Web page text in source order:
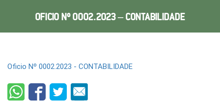
OFICIO Nº 0002.2023 – CONTABILIDADE
Oficio Nº 0002.2023 - CONTABILIDADE